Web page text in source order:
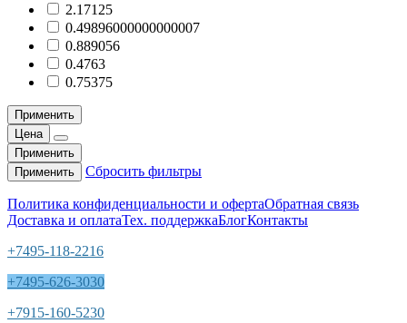
2.17125
0.49896000000000007
0.889056
0.4763
0.75375
Применить
Цена
Применить
Применить
Сбросить фильтры
Политика конфиденциальности и офертаОбратная связь
Доставка и оплатаТех. поддержкаБлогКонтакты
+7495-118-2216
+7495-626-3030
+7915-160-5230